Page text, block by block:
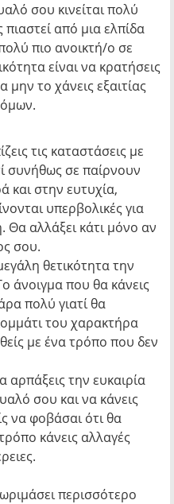
σου κινείται πολύ
από μια ελπίδα
πιο ανοικτή/ο σε
είναι να κρατήσεις
το χάνεις εξαιτίας
τις καταστάσεις με
συνήθως σε παίρνουν
και στην ευτυχία,
υπερβολικές για
Θα αλλάξει κάτι μόνο αν
σου.
θετικότητα την
άνοιγμα που θα κάνεις
πολύ γιατί θα
του χαρακτήρα
με ένα τρόπο που δεν
αρπάξεις την ευκαιρία
σου και να κάνεις
να φοβάσαι ότι θα
κάνεις αλλαγές
περισσότερο